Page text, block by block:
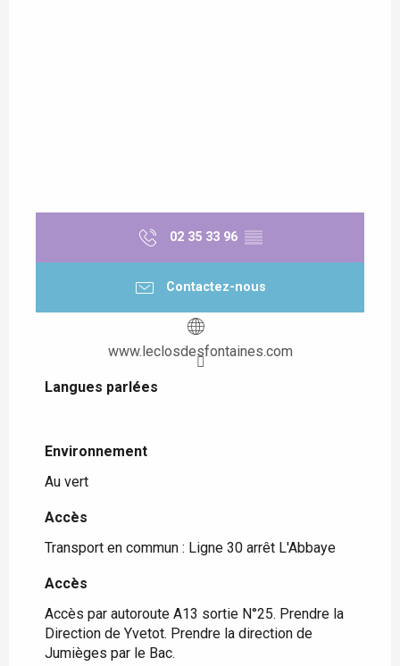
02 35 33 96 ▒▒
Contactez-nous
www.leclosdesfontaines.com
Langues parlées
Langues parlées
Environnement
Environnement
Au vert
Accès
Accès
Transport en commun : Ligne 30 arrêt L'Abbaye
Accès
Accès
Accès par autoroute A13 sortie N°25. Prendre la
Direction de Yvetot. Prendre la direction de
Jumièges par le Bac.